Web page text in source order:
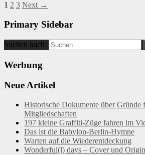
1 2 3 Next →
Primary Sidebar
Suchen nach:
Werbung
Neue Artikel
Historische Dokumente über
Mitgliedschaften
197 kleine Graffiti-Züge fahren im
Das ist die Babylon-Berlin-Hymne
Warten auf die Wiederentdeckung
Wonderful(l) days – Cover und